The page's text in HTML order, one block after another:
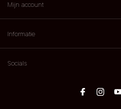
Mijn account
Informatie
Socials